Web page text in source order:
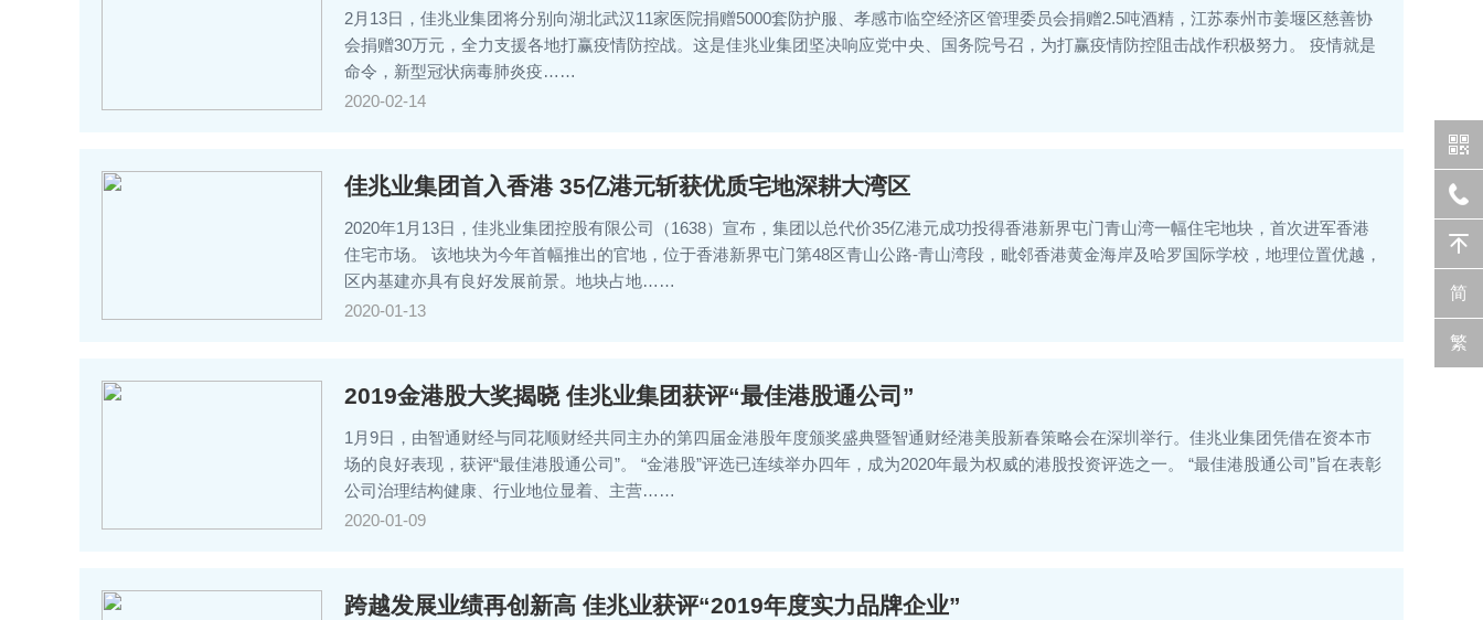
2月13日，佳兆业集团将分别向湖北武汉11家医院捐赠5000套防护服、孝感市临空经济区管理委员会捐赠2.5吨酒精，江苏泰州市姜堰区慈善协
会捐赠30万元，全力支援各地打赢疫情防控战。这是佳兆业集团坚决响应党中央、国务院号召，为打赢疫情防控阻击战作积极努力。 疫情就是
命令，新型冠状病毒肺炎疫……
2020-02-14
佳兆业集团首入香港 35亿港元斩获优质宅地深耕大湾区
2020年1月13日，佳兆业集团控股有限公司（1638）宣布，集团以总代价35亿港元成功投得香港新界屯门青山湾一幅住宅地块，首次进军香港
住宅市场。 该地块为今年首幅推出的官地，位于香港新界屯门第48区青山公路-青山湾段，毗邻香港黄金海岸及哈罗国际学校，地理位置优越，
区内基建亦具有良好发展前景。地块占地……
2020-01-13
2019金港股大奖揭晓 佳兆业集团获评“最佳港股通公司”
1月9日，由智通财经与同花顺财经共同主办的第四届金港股年度颁奖盛典暨智通财经港美股新春策略会在深圳举行。佳兆业集团凭借在资本市
场的良好表现，获评“最佳港股通公司”。 “金港股”评选已连续举办四年，成为2020年最为权威的港股投资评选之一。 “最佳港股通公司”旨在表彰
公司治理结构健康、行业地位显着、主营……
2020-01-09
跨越发展业绩再创新高 佳兆业获评“2019年度实力品牌企业”
简
繁